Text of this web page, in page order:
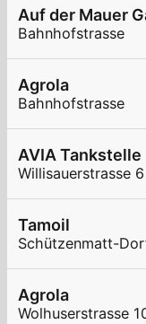
Auf der Mauer
Bahnhofstrasse
Agrola
Bahnhofstrasse
AVIA Tankstelle
Willisauerstrasse 6
Tamoil
Schützenmatt-
Agrola
Wolhuserstrasse